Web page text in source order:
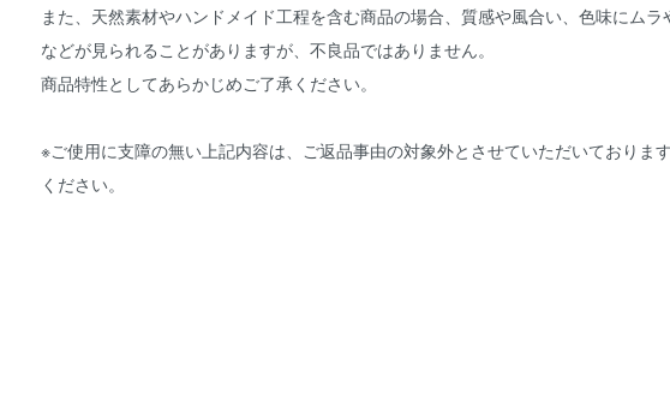
また、天然素材やハンドメイド工程を含む商品の場合、質感や風合い、色味にムラ
などが見られることがありますが、不良品ではありません。
商品特性としてあらかじめご了承ください。
※ご使用に支障の無い上記内容は、ご返品事由の対象外とさせていただいておりま
ください。